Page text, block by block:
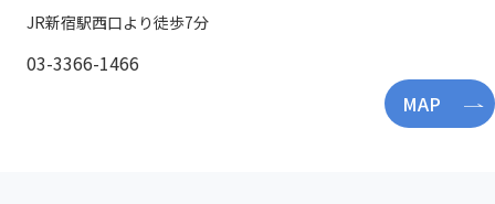
JR新宿駅西口より徒歩7分
03-3366-1466
MAP